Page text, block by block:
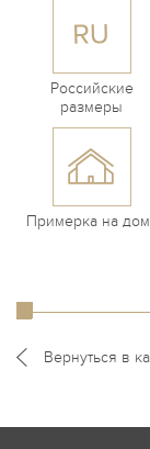
Российские
размеры
Примерка на
Вернуться в